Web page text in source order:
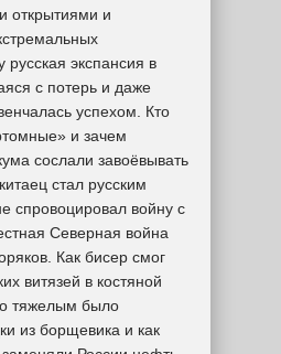
открытиями и
русская экспансия в
с потерь и даже
успехом. Кто
и зачем
сослали завоёвывать
стал русским
спровоцировал войну с
Северная война
Как бисер смог
витязей в костяной
тяжелым было
из борщевика и как